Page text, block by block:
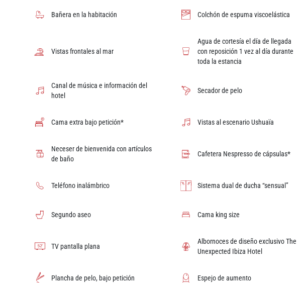
Bañera en la habitación Colchón de espuma viscoelástica
Vistas frontales al mar
Agua de cortesía el día de llegada
con reposición 1 vez al día durante
toda la estancia
Canal de música e información del
hotel
Secador de pelo
Cama extra bajo petición* Vistas al escenario Ushuaïa
Neceser de bienvenida con artículos
de baño
Cafetera Nespresso de cápsulas*
Teléfono inalámbrico Sistema dual de ducha “sensual”
Segundo aseo Cama king size
TV pantalla plana
Albornoces de diseño exclusivo The
Unexpected Ibiza Hotel
Plancha de pelo, bajo petición Espejo de aumento